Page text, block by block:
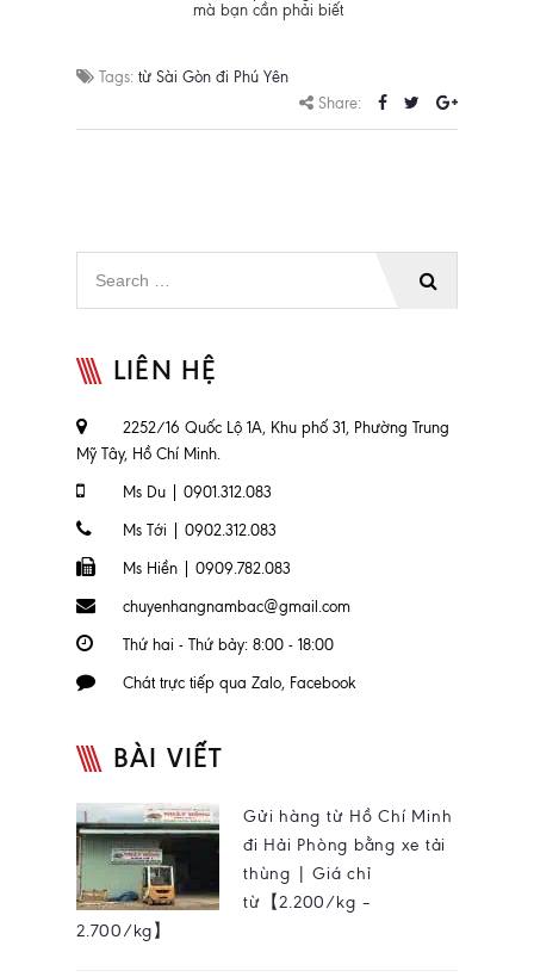
mà bạn cần phải biết
Tags: từ Sài Gòn đi Phú Yên
Share:
LIÊN HỆ
2252/16 Quốc Lộ 1A, Khu phố 31, Phường Trung
Mỹ Tây, Hồ Chí Minh.
Ms Du | 0901.312.083
Ms Tới | 0902.312.083
Ms Hiền | 0909.782.083
chuyenhangnambac@gmail.com
Thứ hai - Thứ bảy: 8:00 - 18:00
Chát trực tiếp qua Zalo, Facebook
BÀI VIẾT
Gửi hàng từ Hồ Chí Minh
đi Hải Phòng bằng xe tải
thùng | Giá chỉ
từ【2.200/kg –
2.700/kg】